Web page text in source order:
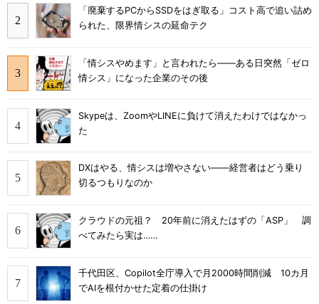
「廃棄するPCからSSDをはぎ取る」コスト高で追い詰め
られた、限界情シスの延命テク
「情シスやめます」と言われたら――ある日突然「ゼロ
情シス」になった企業のその後
Skypeは、ZoomやLINEに負けて消えたわけではなかっ
た
DXはやる、情シスは増やさない――経営者はどう乗り
切るつもりなのか
クラウドの元祖？ 20年前に消えたはずの「ASP」 調
べてみたら実は……
千代田区、Copilot全庁導入で月2000時間削減 10カ月
でAIを根付かせた定着の仕掛け